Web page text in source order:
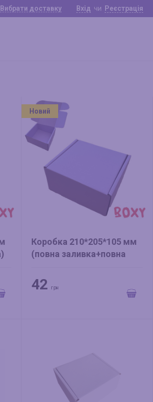
Вхід чи Реєстрація
Вибрати доставку
Новий
Коробка 210*205*105 мм
(повна заливка+повна
42 грн